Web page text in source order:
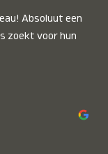
Absoluut een
zoekt voor hun